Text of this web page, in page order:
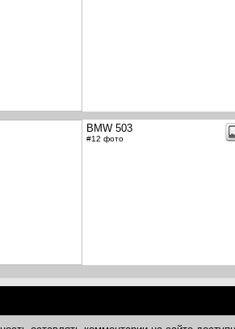
BMW 503
#12 фото